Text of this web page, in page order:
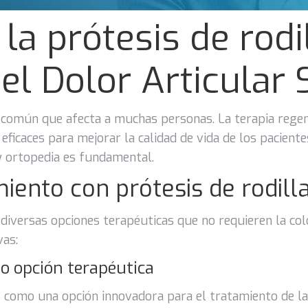
prótesis de
Dolor Articular
que afecta a muchas personas. La terapia
para mejorar la calidad de vida de los
ortopedia es fundamental.
con prótesis de
opciones terapéuticas que no requieren la
opción terapéutica
como una opción innovadora para el tratamiento de